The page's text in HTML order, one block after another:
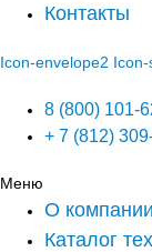
Контакты
Icon-envelope2 Icon-
8 (800) 101-
+ 7 (812)
Меню
О компании
Каталог